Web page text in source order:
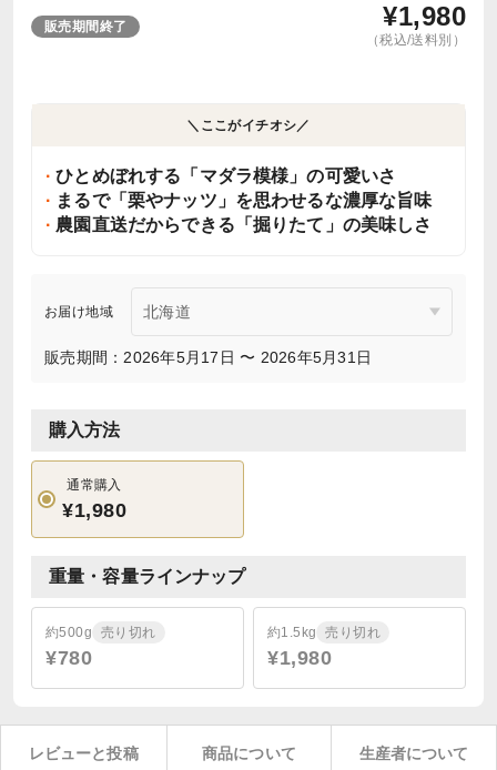
販売期間終了 ¥1,980
（税込/送料別）
＼ここがイチオシ／
ひとめぼれする「マダラ模様」の可愛いさ
まるで「栗やナッツ」を思わせるな濃厚な旨味
農園直送だからできる「掘りたて」の美味しさ
お届け地域
販売期間：2026年5月17日 〜 2026年5月31日
購入方法
通常購入
¥1,980
重量・容量ラインナップ
約500g 売り切れ
¥780
約1.5kg 売り切れ
¥1,980
レビューと投稿 商品について 生産者について